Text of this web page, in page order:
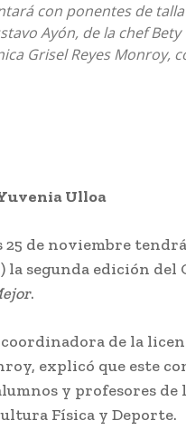
con ponentes de
Ayón, de la chef
Grisel Reyes Monroy,
Ulloa
25 de noviembre
la segunda edición del
.
coordinadora de la
explicó que este
y profesores
Física y Deporte.